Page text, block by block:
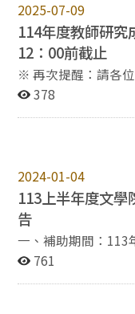
夢計畫」各學院至
夢計畫申請案，請
2.「新南向學海築夢
（三）由國合處召
議」審議本校「學
向學海築夢計畫」
請。 （四）115年3月3日前，請各計畫主持人至學海計畫
2025-07-09
114年度教師研究
12：00前截止
※ 再次提醒：請各
錄資料庫登錄資料後，
果獎勵細則」辦理。 二、申請資格：本院專任教師。
三、申請內容：依
研究成果。 四、申請程序：申請人應於本校教師論著目錄
資料庫登錄後，連
彙整後送院辦公室
附審查證明。 五、申請截止時間：114年10月1日（三）
12：00以前交付。 六、檢附：「來函」（附件01）、
378
2024-01-04
113上半年度文學
告
一、補助期間：113
可申請。 二、補助對象：本院教研人員皆可申請。 三、
761